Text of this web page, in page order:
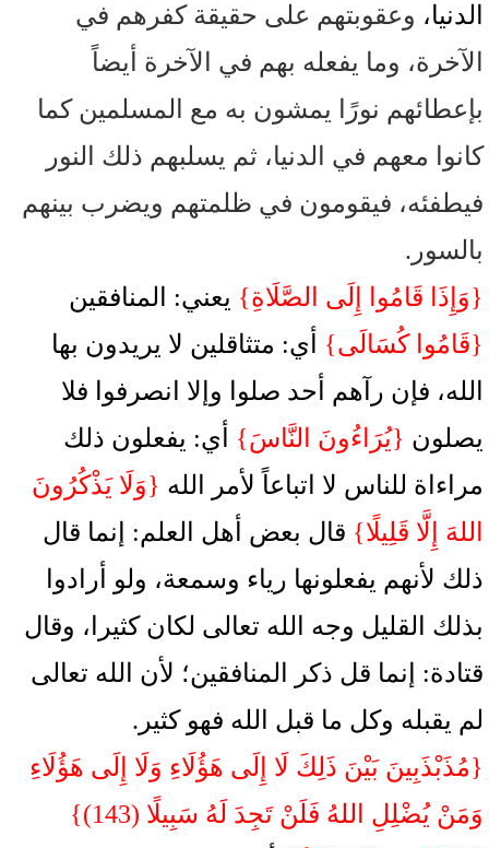
الدنيا، وعقوبتهم على حقيقة كفرهم في
الآخرة، وما يفعله بهم في الآخرة أيضاً
بإعطائهم نورًا يمشون به مع المسلمين كما
كانوا معهم في الدنيا، ثم يسلبهم ذلك النور
فيطفئه، فيقومون في ظلمتهم ويضرب بينهم
بالسور.
{وَإِذَا قَامُوا إِلَى الصَّلَاةِ} يعني: المنافقين
{قَامُوا كُسَالَى}
أي: متثاقلين لا يريدون بها
الله، فإن رآهم أحد صلوا وإلا انصرفوا فلا
يصلون {يُرَاءُونَ النَّاسَ}
أي: يفعلون ذلك
مراءاة للناس لا اتباعاً لأمر الله {وَلَا يَذْكُرُونَ
اللهَ إِلَّا قَلِيلًا} قال بعض أهل العلم: إنما قال
ذلك لأنهم يفعلونها رياء وسمعة، ولو أرادوا
بذلك القليل وجه الله تعالى لكان كثيرا، وقال
قتادة: إنما قل ذكر المنافقين؛ لأن الله تعالى
لم يقبله وكل ما قبل الله فهو كثير.
{مُذَبْذَبِينَ بَيْنَ ذَلِكَ لَا إِلَى هَؤُلَاءِ وَلَا إِلَى هَؤُلَاءِ
وَمَنْ يُضْلِلِ اللهُ فَلَنْ تَجِدَ لَهُ سَبِيلًا (143)}